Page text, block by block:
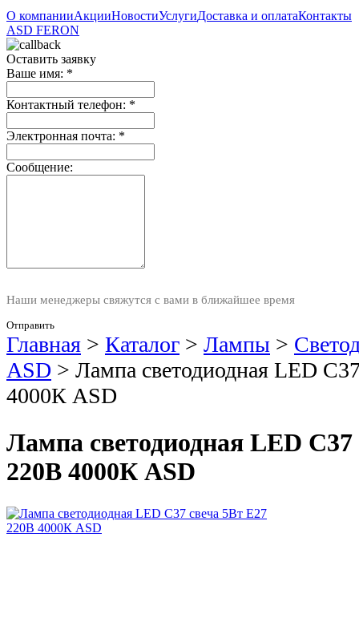
О компанииАкцииНовостиУслугиДоставка и оплатаКонтакты
ASD FERON
Оставить заявку
Ваше имя: *
Контактный телефон: *
Электронная почта: *
Сообщение:
Наши менеджеры свяжутся с вами в ближайшее время
Отправить
Главная > Каталог > Лампы >
ASD > Лампа светодиодная LED
4000К ASD
Лампа светодиодная LED C37
220В 4000К ASD